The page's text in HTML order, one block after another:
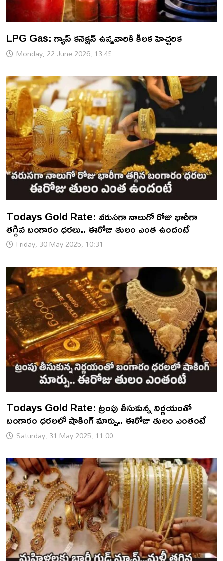
LPG Gas: గ్యాస్ కనెక్షన్ ఉన్నవారికి కీలక హెచ్చరిక
Monday, 22 June 2026, 13:45
Todays Gold Rate: వరుసగా నాలుగో రోజు భారీగా
తగ్గిన బంగారం ధరలు.. ఈరోజు తులం ఎంత ఉందంటే
Friday, 30 May 2025, 10:31
Todays Gold Rate: ట్రంపు తీసుకున్న నిర్ణయంతో
బంగారం ధరలలో షాకింగ్ మార్పు.. ఈరోజు తులం ఎంతంటే
Saturday, 31 May 2025, 11:00